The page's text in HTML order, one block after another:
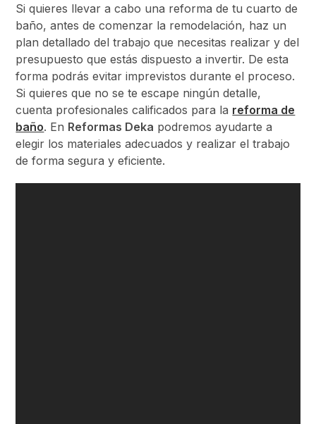
Si quieres llevar a cabo una reforma de tu cuarto de
baño, antes de comenzar la remodelación, haz un
plan detallado del trabajo que necesitas realizar y del
presupuesto que estás dispuesto a invertir. De esta
forma podrás evitar imprevistos durante el proceso.
Si quieres que no se te escape ningún detalle,
cuenta profesionales calificados para la reforma de
baño. En Reformas Deka podremos ayudarte a
elegir los materiales adecuados y realizar el trabajo
de forma segura y eficiente.